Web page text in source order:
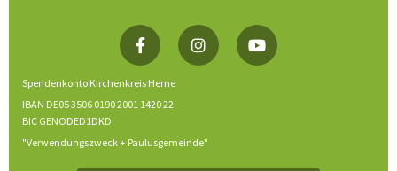
Spendenkonto Kirchenkreis Herne
IBAN DE05 3506 0190 2001 1420 22
BIC GENODED1DKD
"Verwendungszweck + Paulusgemeinde"